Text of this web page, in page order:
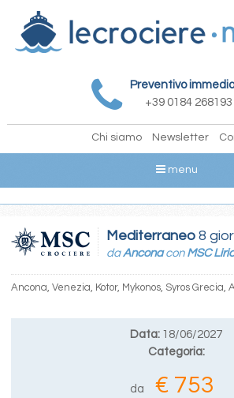
Preventivo
+39 0184 268193
Chi siamo Newsletter
menu
Mediterraneo8
daAnconacon MSC
Ancona, Venezia, Kotor, Mykonos, Syros Grecia,
Data: 18/06/2027
Categoria:
da € 753